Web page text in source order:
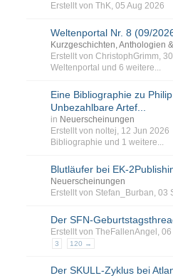
Erstellt von ThK, 05 Aug 2026
Weltenportal Nr. 8 (09/
Kurzgeschichten, Anthologien
Erstellt von ChristophGrimm,
Weltenportal und 6 weitere...
Eine Bibliographie zu
Unbezahlbare Artef...
in Neuerscheinungen
Erstellt von noltej, 12 Jun 2026
Bibliographie und 1 weitere...
Blutläufer bei EK-
Neuerscheinungen
Erstellt von Stefan_Burban, 03
Der SFN-
Erstellt von TheFallenAngel,
3 120 →
Der SKULL-Zyklus bei